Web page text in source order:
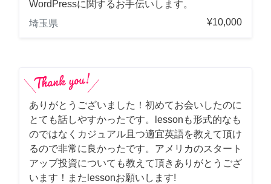
WordPressに関するお手伝いします。
埼玉県
¥10,000
ありがとうございました！初めてお会いしたのに
とても話しやすかったです。lessonも形式的なも
のではなくカジュアル且つ適宜英語を教えて頂け
るので非常に良かったです。アメリカのスタート
アップ投資についても教えて頂きありがとうござ
います！またlessonお願いします!